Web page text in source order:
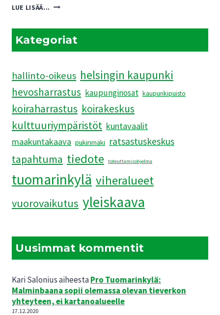
LUE LISÄÄ... PUKINMÄENRANNAN
JÄRKYTTIVÄT
Kategoriat
hallinto-oikeus helsingin kaupunki
hevosharrastus kaupunginosat kaupunkipuisto
koiraharrastus koirakeskus
kulttuuriympäristöt kuntavaalit
maakuntakaava pukinmäki ratsastuskeskus
tapahtuma tiedote toteuttamisohjelma
tuomarinkylä viheralueet
vuorovaikutus yleiskaava
Uusimmat kommentit
Kari SaloniusaiheestaPro Tuomarinkylä:
Malminbaana sopii olemassa olevan tieverkon
yhteyteen, ei kartanoalueelle
17.12.2020